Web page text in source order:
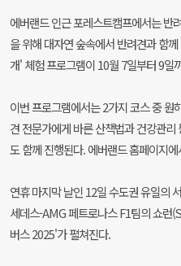
에버랜드 인근 포레스트캠프에서는 반
을 위해 대자연 숲속에서 반려견과 함
개' 체험 프로그램이 10월 7일부터 9일
이번 프로그램에서는 2가지 코스 중 원
견 전문가에게 바른 산책법과 건강관
도 함께 진행된다. 에버랜드 홈페이지
연휴 마지막 날인 12일 수도권 유일의
세데스-AMG 페트로나스 F1팀의 쇼
버스 2025'가 펼쳐진다.